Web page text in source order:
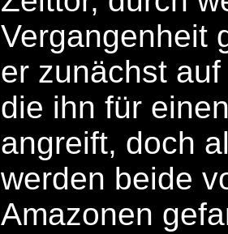
Vergangenheit
er zunächst
die ihn für
angreift, doch
werden beide
Amazonen